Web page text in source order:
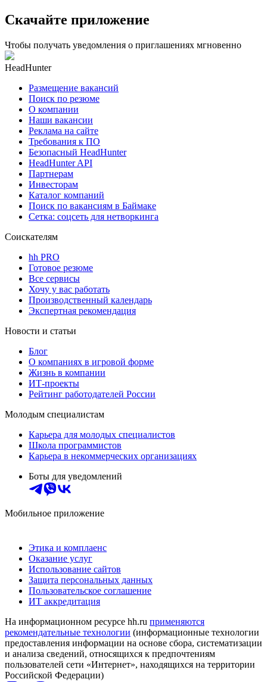
Скачайте приложение
Чтобы получать уведомления о приглашениях мгновенно
HeadHunter
Размещение вакансий
Поиск по резюме
О компании
Наши вакансии
Реклама на сайте
Требования к ПО
Безопасный HeadHunter
HeadHunter API
Партнерам
Инвесторам
Каталог компаний
Поиск по вакансиям в Баймаке
Сетка: соцсеть для нетворкинга
Соискателям
hh PRO
Готовое резюме
Все сервисы
Хочу у вас работать
Производственный календарь
Экспертная рекомендация
Новости и статьи
Блог
О компаниях в игровой форме
Жизнь в компании
ИТ-проекты
Рейтинг работодателей России
Молодым специалистам
Карьера для молодых специалистов
Школа программистов
Карьера в некоммерческих организациях
Боты для уведомлений
Мобильное приложение
Этика и комплаенс
Оказание услуг
Использование сайтов
Защита персональных данных
Пользовательское соглашение
ИТ аккредитация
На информационном ресурсе hh.ru применяются
рекомендательные технологии (информационные технологии
предоставления информации на основе сбора, систематизации
и анализа сведений, относящихся к предпочтениям
пользователей сети «Интернет», находящихся на территории
Российской Федерации)